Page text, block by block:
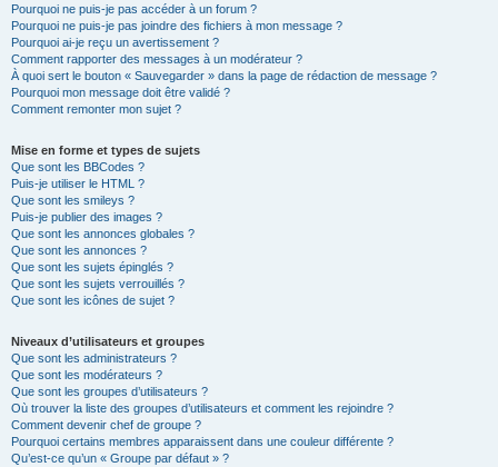
Pourquoi ne puis-je pas accéder à un forum ?
Pourquoi ne puis-je pas joindre des fichiers à mon message ?
Pourquoi ai-je reçu un avertissement ?
Comment rapporter des messages à un modérateur ?
À quoi sert le bouton « Sauvegarder » dans la page de rédaction de message ?
Pourquoi mon message doit être validé ?
Comment remonter mon sujet ?
Mise en forme et types de sujets
Que sont les BBCodes ?
Puis-je utiliser le HTML ?
Que sont les smileys ?
Puis-je publier des images ?
Que sont les annonces globales ?
Que sont les annonces ?
Que sont les sujets épinglés ?
Que sont les sujets verrouillés ?
Que sont les icônes de sujet ?
Niveaux d’utilisateurs et groupes
Que sont les administrateurs ?
Que sont les modérateurs ?
Que sont les groupes d’utilisateurs ?
Où trouver la liste des groupes d’utilisateurs et comment les rejoindre ?
Comment devenir chef de groupe ?
Pourquoi certains membres apparaissent dans une couleur différente ?
Qu’est-ce qu’un « Groupe par défaut » ?